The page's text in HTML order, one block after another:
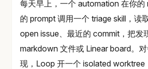
每天早上，一个 automation 在你的
的 prompt 调用一个 triage skill，读
open issue、最近的 commit，把发
markdown 文件或 Linear board。
现，Loop 开一个 isolated worktree